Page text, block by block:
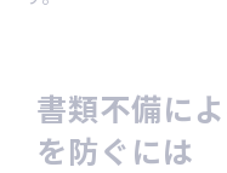
書類不備に
を防ぐには